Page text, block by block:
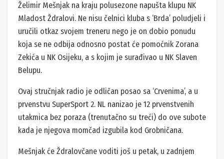
Želimir Mešnjak na kraju polusezone napušta klupu NK
Mladost Ždralovi. Ne nisu čelnici kluba s ‘Brda’ poludjeli i
uručili otkaz svojem treneru nego je on dobio ponudu
koja se ne odbija odnosno postat će pomoćnik Zorana
Zekića u NK Osijeku, a s kojim je surađivao u NK Slaven
Belupu.
Ovaj stručnjak radio je odličan posao sa ‘Crvenima’, a u
prvenstvu SuperSport 2. NL nanizao je 12 prvenstvenih
utakmica bez poraza (trenutačno su treći) do ove subote
kada je njegova momčad izgubila kod Grobničana.
Mešnjak će Ždralovčane voditi još u petak, u zadnjem